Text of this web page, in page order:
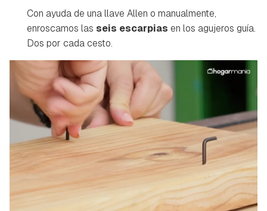
Con ayuda de una llave Allen o manualmente,
enroscamos las seis escarpias en los agujeros guía.
Dos por cada cesto.